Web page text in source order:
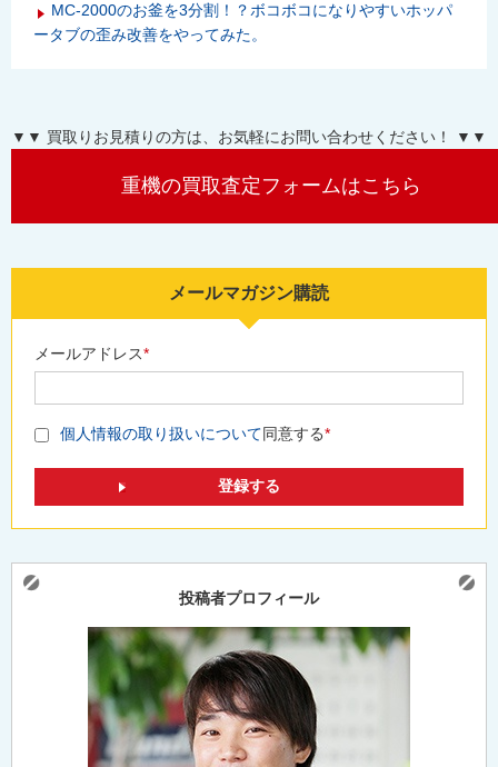
MC-2000のお釜を3分割！？ボコボコになりやすいホッパ
ータブの歪み改善をやってみた。
▼▼ 買取りお見積りの方は、お気軽にお問い合わせください！ ▼▼
重機の買取査定フォームはこちら
メールマガジン購読
メールアドレス*
個人情報の取り扱いについて同意する*
投稿者プロフィール